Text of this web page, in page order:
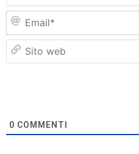
0 COMMENTI